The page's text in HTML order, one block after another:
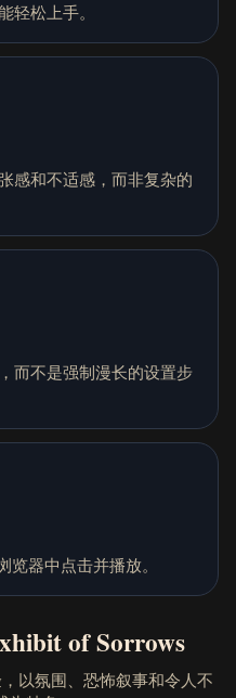
轻松上手。
感和不适感，而非复杂的
而不是强制漫长的设置步
器中点击并播放。
of Sorrows
以氛围、恐怖叙事和令人不